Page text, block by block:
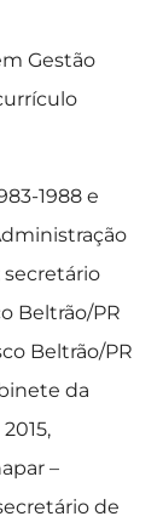
Gestão
1988 e
secretário
Beltrão/PR
Beltrão/PR
da
–
de